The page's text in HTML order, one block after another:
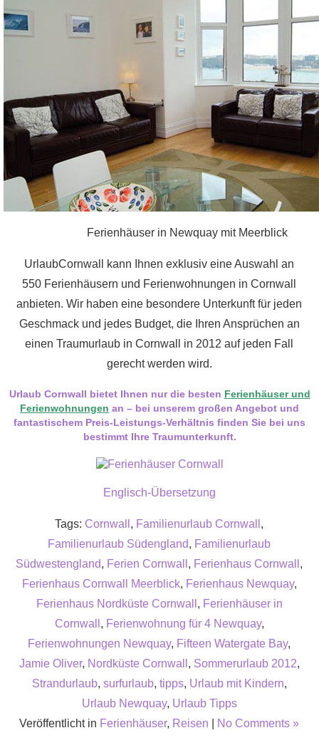
Ferienhäuser in Newquay mit Meerblick
UrlaubCornwall kann Ihnen exklusiv eine Auswahl an
550 Ferienhäusern und Ferienwohnungen in Cornwall
anbieten. Wir haben eine besondere Unterkunft für jeden
Geschmack und jedes Budget, die Ihren Ansprüchen an
einen Traumurlaub in Cornwall in 2012 auf jeden Fall
gerecht werden wird.
Urlaub Cornwall bietet Ihnen nur die besten Ferienhäuser und
Ferienwohnungen an – bei unserem großen Angebot und
fantastischem Preis-Leistungs-Verhältnis finden Sie bei uns
bestimmt Ihre Traumunterkunft.
Englisch-Übersetzung
Tags: Cornwall , Familienurlaub Cornwall ,
Familienurlaub Südengland, Familienurlaub
Südwestengland, Ferien Cornwall , Ferienhaus Cornwall ,
Ferienhaus Cornwall Meerblick, Ferienhaus Newquay,
Ferienhaus Nordküste Cornwall , Ferienhäuser in
Cornwall , Ferienwohnung für 4 Newquay,
Ferienwohnungen Newquay, Fifteen Watergate Bay,
Jamie Oliver, Nordküste Cornwall , Sommerurlaub 2012,
Strandurlaub, surfurlaub, tipps, Urlaub mit Kindern,
Urlaub Newquay, Urlaub Tipps
Veröffentlicht in Ferienhäuser, Reisen No Comments »